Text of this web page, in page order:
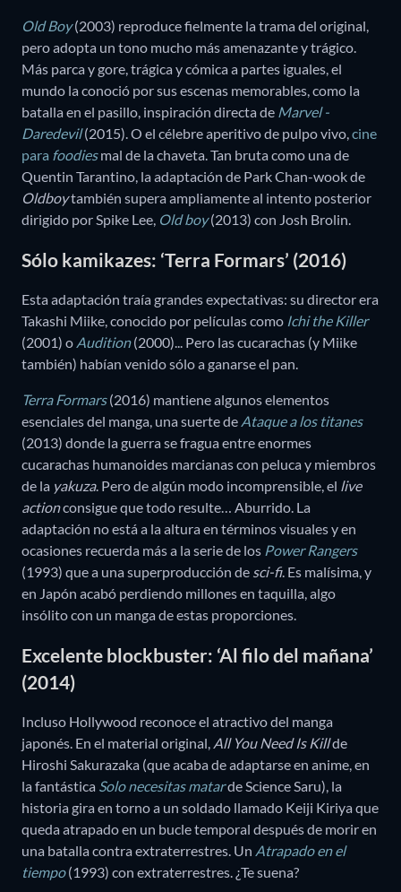
Old Boy(2003) reproduce fielmente la trama del original,
pero adopta un tono mucho más amenazante y trágico.
Más parca y gore, trágica y cómica a partes iguales, el
mundo la conoció por sus escenas memorables, como la
batalla en el pasillo, inspiración directa de Marvel -
Daredevil(2015). O el célebre aperitivo de pulpo vivo,cine
para foodiesmal de la chaveta. Tan bruta como una de
Quentin Tarantino, la adaptación de Park Chan-wook de
Oldboytambién supera ampliamente al intento posterior
dirigido por Spike Lee, Old boy(2013) con Josh Brolin.
Sólo kamikazes: ‘Terra Formars’ (2016)
Esta adaptación traía grandes expectativas: su director era
Takashi Miike, conocido por películas como Ichi the Killer
(2001) o Audition(2000)... Pero las cucarachas (y Miike
también) habían venido sólo a ganarse el pan.
Terra Formars(2016) mantiene algunos elementos
esenciales del manga, una suerte de Ataque a los titanes
(2013) donde la guerra se fragua entre enormes
cucarachas humanoides marcianas con peluca y miembros
de la yakuza. Pero de algún modo incomprensible, el live
actionconsigue que todo resulte… Aburrido. La
adaptación no está a la altura en términos visuales y en
ocasiones recuerda más a la serie de los Power Rangers
(1993) que a una superproducción de sci-fi. Es malísima, y
en Japón acabó perdiendo millones en taquilla, algo
insólito con un manga de estas proporciones.
Excelente blockbuster: ‘Al filo del mañana’
(2014)
Incluso Hollywood reconoce el atractivo del manga
japonés. En el material original, All You Need Is Killde
Hiroshi Sakurazaka (que acaba de adaptarse en anime, en
la fantástica Solo necesitas matarde Science Saru), la
historia gira en torno a un soldado llamado Keiji Kiriya que
queda atrapado en un bucle temporal después de morir en
una batalla contra extraterrestres. Un Atrapado en el
tiempo(1993) con extraterrestres. ¿Te suena?